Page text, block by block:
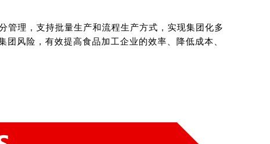
管理，支持批量生产和流程生产方式，实现集团化多
风险，有效提高食品加工企业的效率、降低成本、